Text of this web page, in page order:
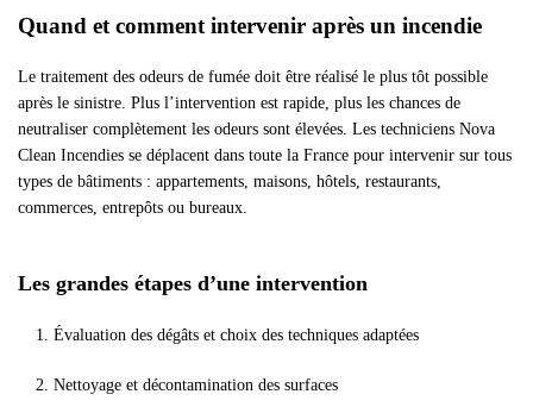
Quand et comment intervenir après un incendie
Le traitement des odeurs de fumée doit être réalisé le plus tôt possible
après le sinistre. Plus l’intervention est rapide, plus les chances de
neutraliser complètement les odeurs sont élevées. Les techniciens Nova
Clean Incendies se déplacent dans toute la France pour intervenir sur tous
types de bâtiments : appartements, maisons, hôtels, restaurants,
commerces, entrepôts ou bureaux.
Les grandes étapes d’une intervention
Évaluation des dégâts et choix des techniques adaptées
Nettoyage et décontamination des surfaces